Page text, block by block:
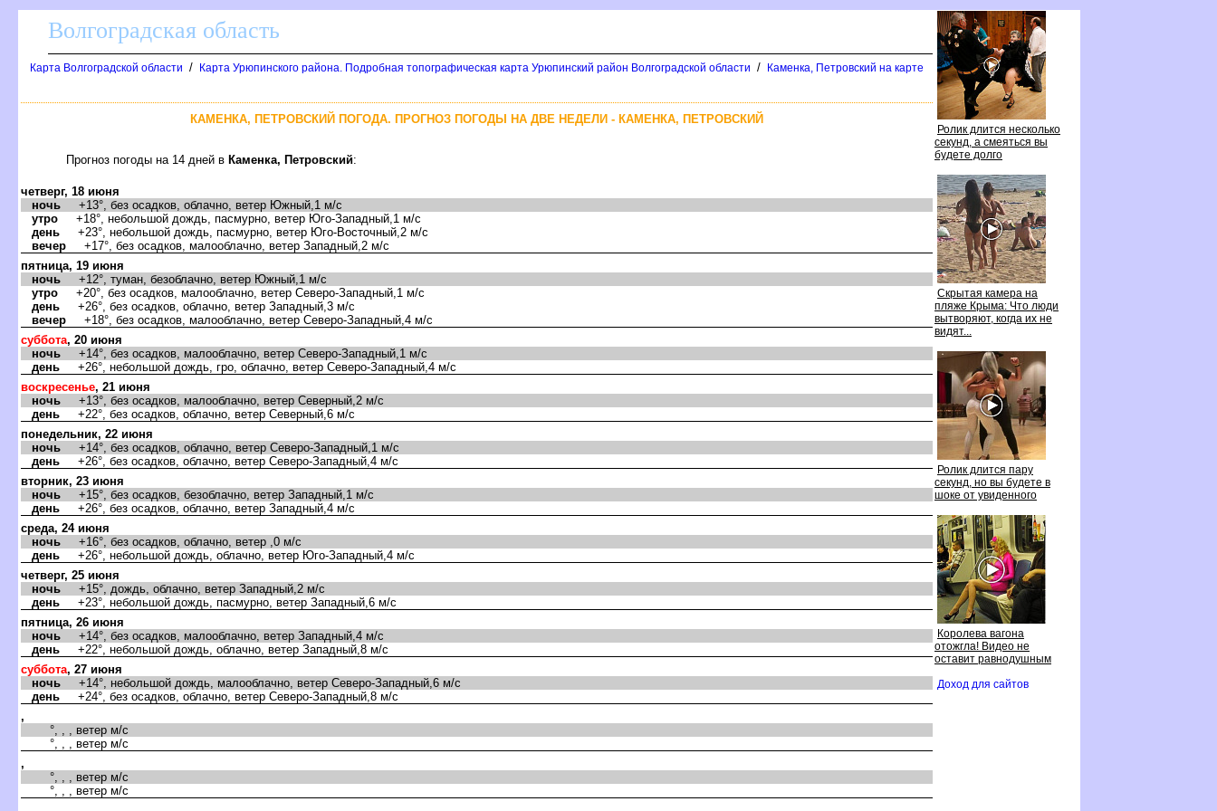
Ролик длится несколько
секунд, а смеяться вы
удете долго
Скрытая камера на
пляже Крыма: Что люди
ытворяют, когда их не
идят...
Ролик длится пару
секунд, но вы будете
шоке от увиденного
Королева вагона
отожгла! Видео не
оставит равнодушным
Доход для сайто
олгоградская область
Карта Волгоградской области / Карта Урюпинского района. Подробная топографическая карта Урюпинский район Волгоградской области / Каменка, Петровский на карте
КАМЕНКА, ПЕТРОВСКИЙ ПОГОДА. ПРОГНОЗ ПОГОДЫ НА ДВЕ НЕДЕЛИ - КАМЕНКА, ПЕТРОВСКИЙ
Прогноз погоды на 14 дней Каменка, Петровский:
четверг, 18 июня
ночь +13°, без осадков, облачно, ветер Южный,1 м/с
утро +18°, небольшой дождь, пасмурно, ветер Юго-Западный,1 м/с
день +23°, небольшой дождь, пасмурно, ветер Юго-Восточный,2 м/с
ечер +17°, без осадков, малооблачно, ветер Западный,2 м/с
пятница, 19 июня
ночь +12°, туман, безоблачно, ветер Южный,1 м/с
утро +20°, без осадков, малооблачно, ветер Северо-Западный,1 м/с
день +26°, без осадков, облачно, ветер Западный,3 м/с
ечер +18°, без осадков, малооблачно, ветер Северо-Западный,4 м/с
суббота, 20 июня
ночь +14°, без осадков, малооблачно, ветер Северо-Западный,1 м/с
день +26°, небольшой дождь, гро, облачно, ветер Северо-Западный,4 м/с
оскресенье, 21 июня
ночь +13°, без осадков, малооблачно, ветер Северный,2 м/с
день +22°, без осадков, облачно, ветер Северный,6 м/с
понедельник, 22 июня
ночь +14°, без осадков, облачно, ветер Северо-Западный,1 м/с
день +26°, без осадков, облачно, ветер Северо-Западный,4 м/с
торник, 23 июня
ночь +15°, без осадков, безоблачно, ветер Западный,1 м/с
день +26°, без осадков, облачно, ветер Западный,4 м/с
среда, 24 июня
ночь +16°, без осадков, облачно, ветер ,0 м/с
день +26°, небольшой дождь, облачно, ветер Юго-Западный,4 м/с
четверг, 25 июня
ночь +15°, дождь, облачно, ветер Западный,2 м/с
день +23°, небольшой дождь, пасмурно, ветер Западный,6 м/с
пятница, 26 июня
ночь +14°, без осадков, малооблачно, ветер Западный,4 м/с
день +22°, небольшой дождь, облачно, ветер Западный,8 м/с
суббота, 27 июня
ночь +14°, небольшой дождь, малооблачно, ветер Северо-Западный,6 м/с
день +24°, без осадков, облачно, ветер Северо-Западный,8 м/с
,
°, , , ветер м/с
°, , , ветер м/с
,
°, , , ветер м/с
°, , , ветер м/с